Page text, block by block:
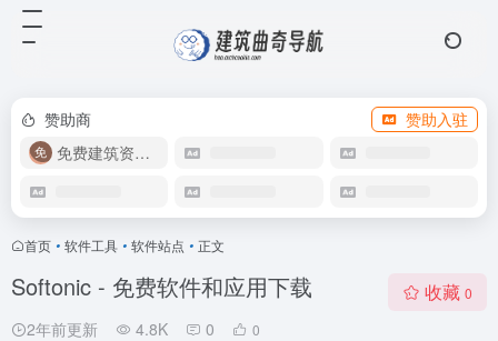
赞助商
赞助入驻
免费建筑资源库
首页 • 软件工具 • 软件站点 • 正文
Softonic - 免费软件和应用下载
2年前更新 4.8K 0 0
收藏 0